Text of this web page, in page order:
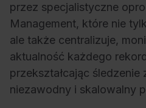
przez specjalistyczne
Management, które nie
ale także centralizuje,
aktualność każdego
przekształcając śledzenie
niezawodny i skalowalny